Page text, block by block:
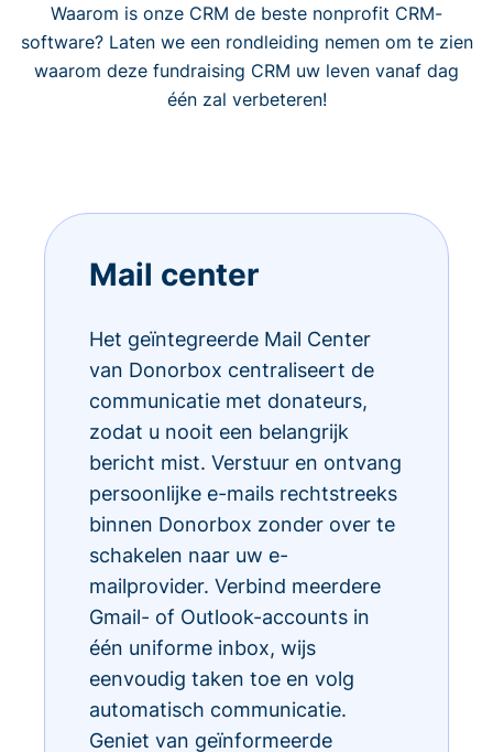
Waarom is onze CRM de beste nonprofit CRM-
software? Laten we een rondleiding nemen om te zien
waarom deze fundraising CRM uw leven vanaf dag
één zal verbeteren!
Mail center
Het geïntegreerde Mail Center
van Donorbox centraliseert de
communicatie met donateurs,
zodat u nooit een belangrijk
bericht mist. Verstuur en ontvang
persoonlijke e-mails rechtstreeks
binnen Donorbox zonder over te
schakelen naar uw e-
mailprovider. Verbind meerdere
Gmail- of Outlook-accounts in
één uniforme inbox, wijs
eenvoudig taken toe en volg
automatisch communicatie.
Geniet van geïnformeerde